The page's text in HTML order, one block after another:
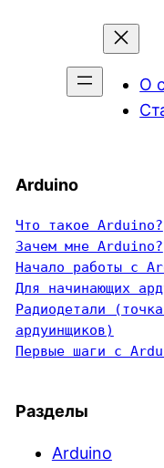
О
Arduino
Что такое Arduino?
Зачем мне Arduino?
Начало работы с
Для начинающих
Радиодетали
ардуинщиков)
Первые шаги с
Разделы
Arduino